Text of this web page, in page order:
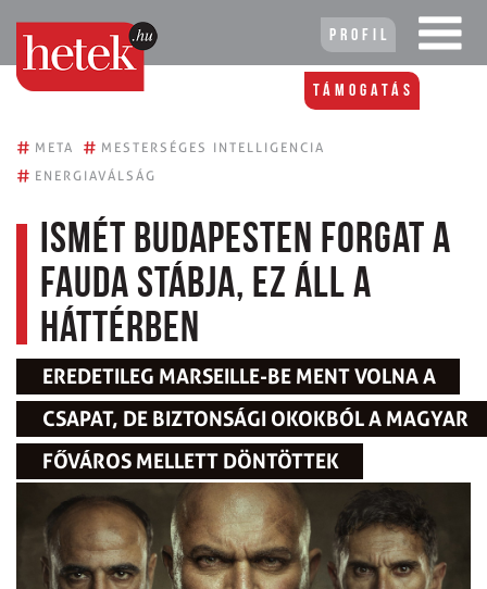
Profil
Támogatás
# META # MESTERSÉGES INTELLIGENCIA
# ENERGIAVÁLSÁG
Ismét Budapesten forgat a
Fauda stábja, ez áll a
háttérben
EREDETILEG MARSEILLE-BE MENT VOLNA A
CSAPAT, DE BIZTONSÁGI OKOKBÓL A MAGYAR
FŐVÁROS MELLETT DÖNTÖTTEK